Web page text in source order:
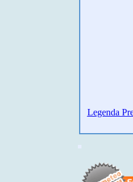
Legenda